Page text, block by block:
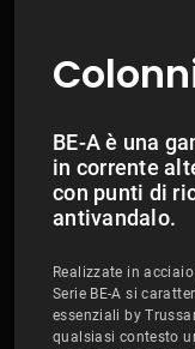
BE-A è una
in corrente
con punti di
antivandalo.
Realizzate in
Serie BE-A si
essenziali by
qualsiasi contesto